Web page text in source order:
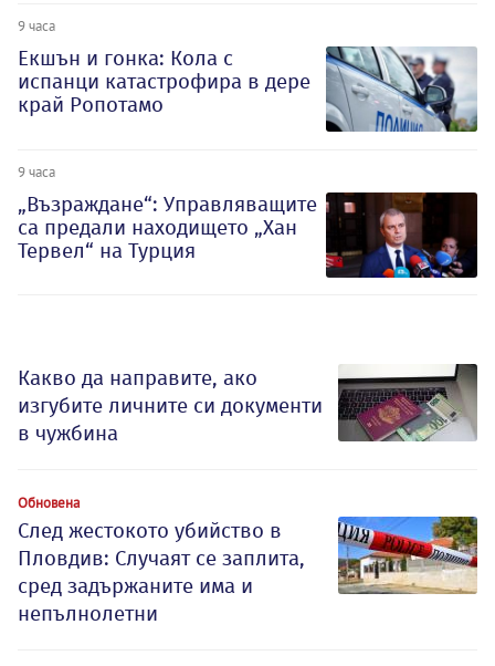
9 часа
Екшън и гонка: Кола с
испанци катастрофира в дере
край Ропотамо
9 часа
„Възраждане“: Управляващите
са предали находището „Хан
Тервел“ на Турция
Какво да направите, ако
изгубите личните си документи
в чужбина
Обновена
След жестокото убийство в
Пловдив: Случаят се заплита,
сред задържаните има и
непълнолетни